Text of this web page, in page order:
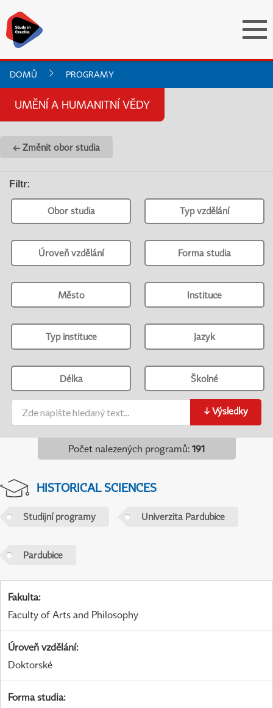
DOMŮ PROGRAMY
UMĚNÍ A HUMANITNÍ VĚDY
← Změnit obor studia
Filtr:
Obor studia Typ vzdělání
Úroveň vzdělání Forma studia
Město Instituce
Typ instituce Jazyk
Délka Školné
↓ Výsledky
Počet nalezených programů: 191
HISTORICAL SCIENCES
Studijní programy Univerzita Pardubice
Pardubice
Fakulta:
Faculty of Arts and Philosophy
Úroveň vzdělání:
Doktorské
Forma studia: